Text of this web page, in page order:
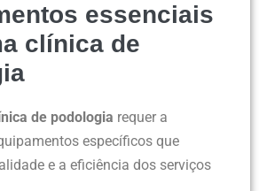
essenciais
clínica de
de podologia requer a
específicos que
e a eficiência dos serviços